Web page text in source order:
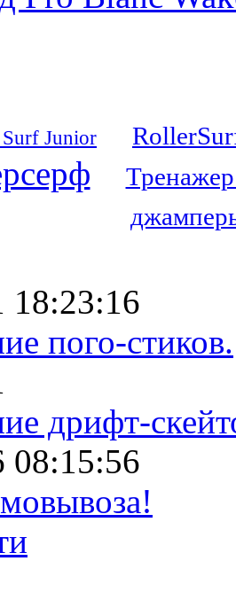
Junior
18:23:16
пого-стиков.
дрифт-
08:15:56